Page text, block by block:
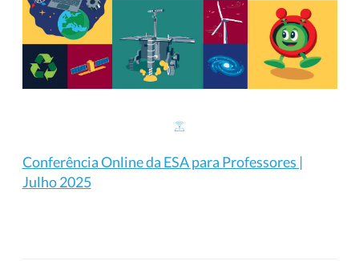
Conferência Online da ESA para Professores |
Julho 2025